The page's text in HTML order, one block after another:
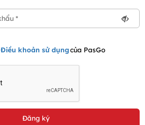
Điều khoản sử dụngcủa PasGo